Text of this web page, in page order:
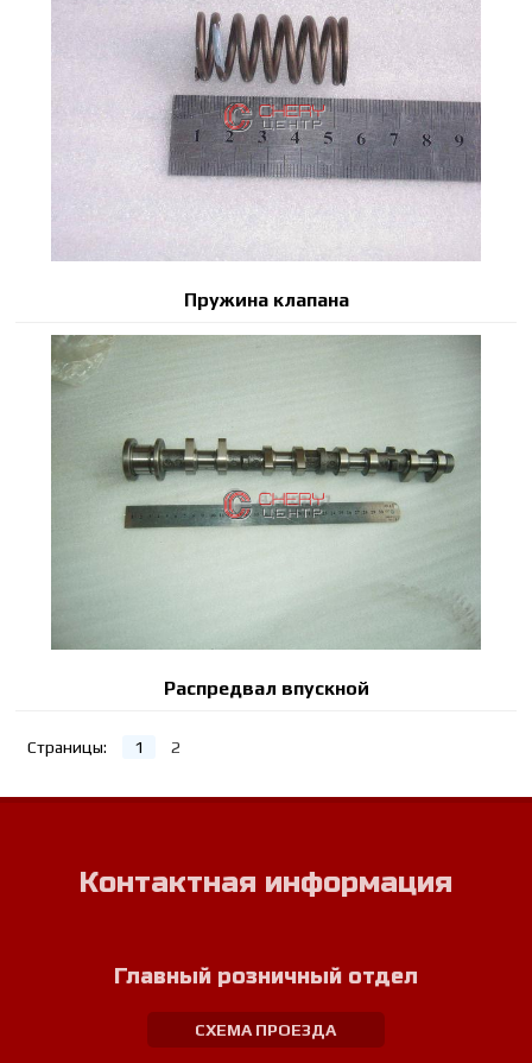
Пружина клапана
Распредвал впускной
Страницы: 1 2
Контактная информация
Главный розничный отдел
СХЕМА ПРОЕЗДА